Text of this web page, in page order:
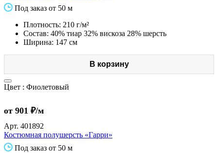
Под заказ от 50 м
Плотность: 210 г/м²
Состав: 40% тиар 32% вискоза 28% шерсть
Ширина: 147 см
В корзину
Цвет : Фиолетовый
от 901 ₽/м
Арт. 401892
Костюмная полушерсть «Гарри»
Под заказ от 50 м